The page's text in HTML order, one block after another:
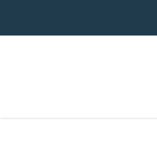
naar